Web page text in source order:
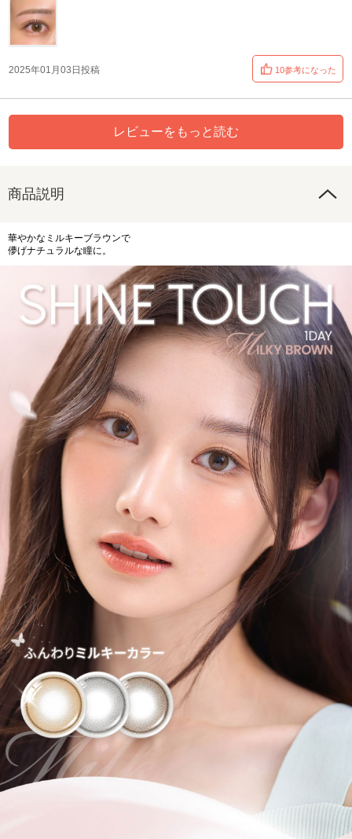
2025年01月03日投稿 10参考になった
レビューをもっと読む
商品説明
華やかなミルキーブラウンで
儚げナチュラルな瞳に。